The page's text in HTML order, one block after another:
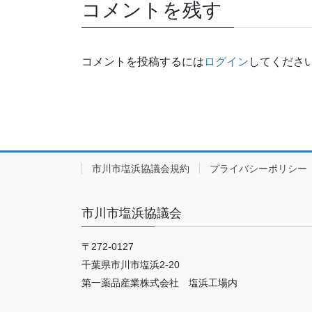
コメントを残す
コメントを投稿するには ログイン してくださ
市川市塩浜協議会規約 プライバシーポリシー
市川市塩浜協議会
〒272-0127
千葉県市川市塩浜2-20
第一薬品産業株式会社 塩浜工場内